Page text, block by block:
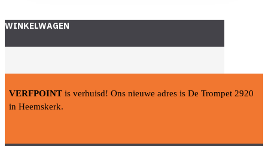
WINKELWAGEN
VERFPOINT is verhuisd! Ons nieuwe adres is De Trompet 2920
in Heemskerk.